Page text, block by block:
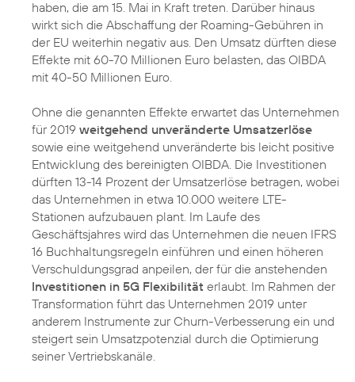
haben, die am 15. Mai in Kraft treten. Darüber hinaus
wirkt sich die Abschaffung der Roaming-Gebühren in
der EU weiterhin negativ aus. Den Umsatz dürften diese
Effekte mit 60-70 Millionen Euro belasten, das OIBDA
mit 40-50 Millionen Euro.
Ohne die genannten Effekte erwartet das Unternehmen
für 2019 weitgehend unveränderte Umsatzerlöse
sowie eine weitgehend unveränderte bis leicht positive
Entwicklung des bereinigten OIBDA. Die Investitionen
dürften 13-14 Prozent der Umsatzerlöse betragen, wobei
das Unternehmen in etwa 10.000 weitere LTE-
Stationen aufzubauen plant. Im Laufe des
Geschäftsjahres wird das Unternehmen die neuen IFRS
16 Buchhaltungsregeln einführen und einen höheren
Verschuldungsgrad anpeilen, der für die anstehenden
Investitionen in 5G Flexibilität erlaubt. Im Rahmen der
Transformation führt das Unternehmen 2019 unter
anderem Instrumente zur Churn-Verbesserung ein und
steigert sein Umsatzpotenzial durch die Optimierung
seiner Vertriebskanäle.